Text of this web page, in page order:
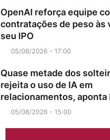
OpenAI reforça equipe
contratações de peso às
seu IPO
05/08/2026 - 17:00
Quase metade dos
rejeita o uso de IA em
relacionamentos, aponta
05/08/2026 - 15:00